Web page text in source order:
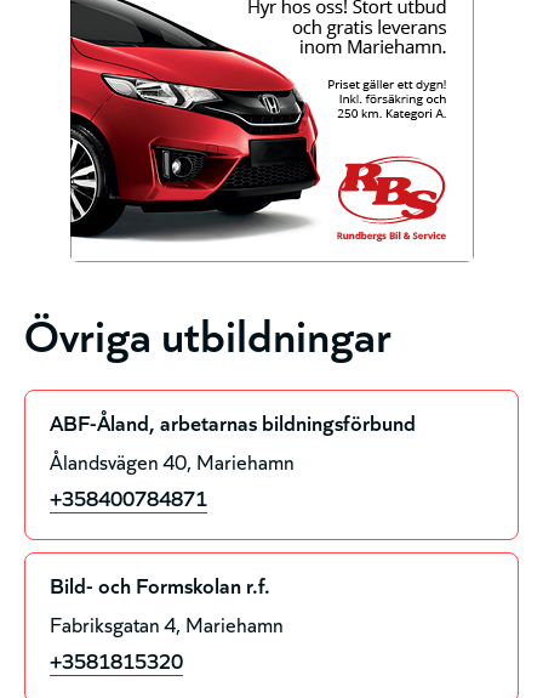
Övriga utbildningar
ABF-Åland, arbetarnas bildningsförbund
Ålandsvägen 40 Mariehamn
+358400784871
Bild- och Formskolan r.f.
Fabriksgatan 4 Mariehamn
+3581815320